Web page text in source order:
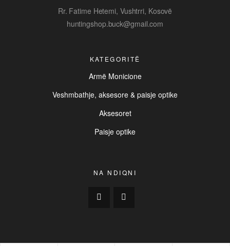
Rr. Fatime Hetemi, Vushtrri, Kosovë
huntingshop.buck@gmail.com
KATEGORITË
Armë Monicione
Veshmbathje, aksesore & paisje optike
Aksesoret
Paisje optike
NA NDIQNI